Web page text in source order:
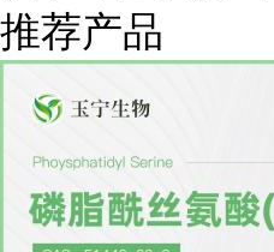
推荐产品